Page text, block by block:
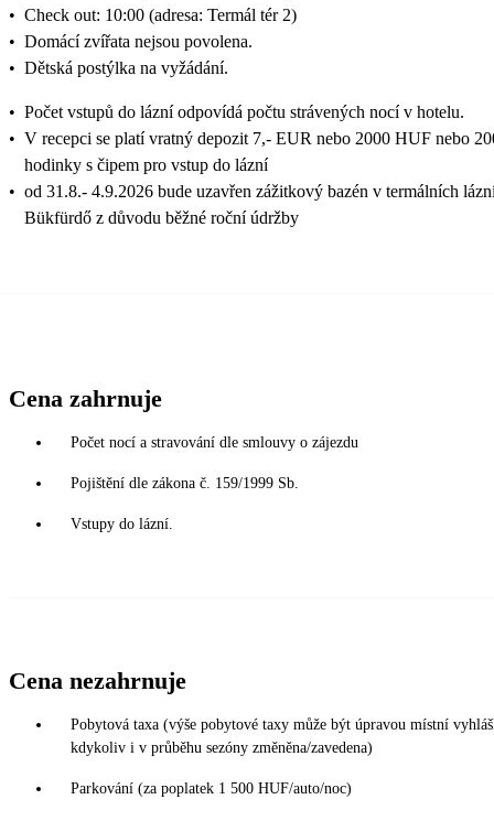
• Check out: 10:00 (adresa: Termál tér 2)
• Domácí zvířata nejsou povolena.
• Dětská postýlka na vyžádání.
• Počet vstupů do lázní odpovídá počtu strávených nocí v hotelu.
• V recepci se platí vratný depozit 7,- EUR nebo 2000 HUF nebo
hodinky s čipem pro vstup do lázní
• od 31.8.- 4.9.2026 bude uzavřen zážitkový bazén v termálních
Bükfürdő z důvodu běžné roční údržby
Cena zahrnuje
Počet nocí a stravování dle smlouvy o zájezdu
Pojištění dle zákona č. 159/1999 Sb.
Vstupy do lázní.
Cena nezahrnuje
Pobytová taxa (výše pobytové taxy může být úpravou místní
kdykoliv i v průběhu sezóny změněna/zavedena)
Parkování (za poplatek 1 500 HUF/auto/noc)